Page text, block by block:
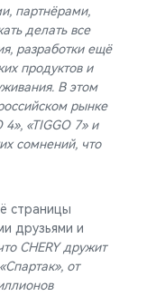
партнёрами,
делать все
разработки ещё
продуктов и
В этом
рынке
«TIGGO 7» и
сомнений, что
страницы
друзьями и
CHERY дружит
от